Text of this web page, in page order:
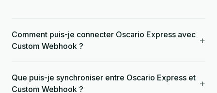
Comment puis-je connecter Oscario Express avec
Custom Webhook ?
+
Que puis-je synchroniser entre Oscario Express et
Custom Webhook ?
+